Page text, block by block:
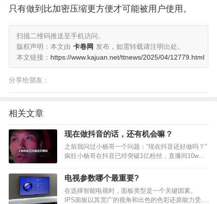
只有做到比加密压缩更方便才可能被用户使用。
扫描二维码推送至手机访问。
版权声明：本文由 卡卷网 发布，如需转载请注明出处。
本文链接： https://www.kajuan.net/ttnews/2025/04/12779.html
分享给朋友：
相关文章
现在做抖音的话，还有机会嘛？
之前我问过小杨哥一个问题：“现在抖音还好做吗？”
疯狂小杨哥在抖音已经突破1亿粉丝，直播间10w的
据。 现在抖音的市场好像已经被头部占领，资源靠
前，普通人似乎已经没有机会了？ 下面是小杨哥对
于做…
电视参数哪个最重要?
在选择智能电视时，面板类型是一个关键因素。
IPS面板以其宽广的视角和出色的色彩还原能力受到